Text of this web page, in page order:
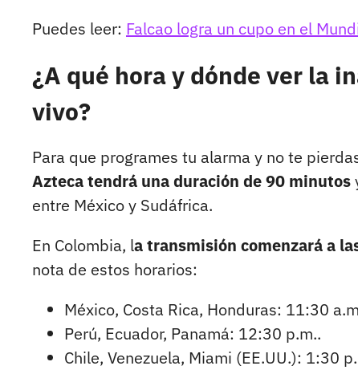
Puedes leer: Falcao logra un cupo en el
¿A qué hora y dónde ver la
vivo?
Para que programes tu alarma y no te
Azteca tendrá una duración de 90 minutos
entre México y Sudáfrica.
En Colombia, la transmisión comenzará a
nota de estos horarios:
México, Costa Rica, Honduras: 11:30
Perú, Ecuador, Panamá: 12:30 p.m..
Chile, Venezuela, Miami (EE.UU.): 1:30